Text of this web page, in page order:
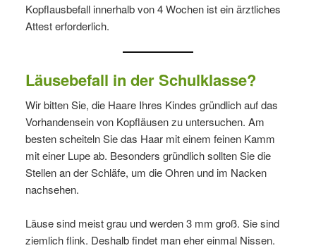
Kopflausbefall innerhalb von 4 Wochen ist ein ärztliches
Attest erforderlich.
Läusebefall in der Schulklasse?
Wir bitten Sie, die Haare Ihres Kindes gründlich auf das
Vorhandensein von Kopfläusen zu untersuchen. Am
besten scheiteln Sie das Haar mit einem feinen Kamm
mit einer Lupe ab. Besonders gründlich sollten Sie die
Stellen an der Schläfe, um die Ohren und im Nacken
nachsehen.
Läuse sind meist grau und werden 3 mm groß. Sie sind
ziemlich flink. Deshalb findet man eher einmal Nissen.